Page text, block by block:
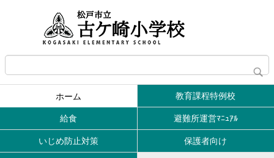
ホーム 教育課程特例校
給食 避難所運営ﾏﾆｭｱﾙ
いじめ防止対策 保護者向け